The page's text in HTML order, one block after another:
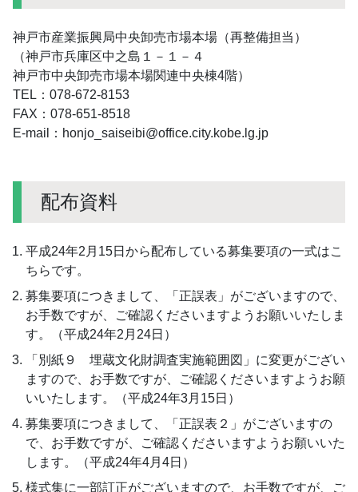
神戸市産業振興局中央卸売市場本場（再整備担当）
（神戸市兵庫区中之島１－１－４
神戸市中央卸売市場本場関連中央棟4階）
TEL：078-672-8153
FAX：078-651-8518
E-mail：honjo_saiseibi@office.city.kobe.lg.jp
配布資料
平成24年2月15日から配布している募集要項の一式はこ
ちらです。
募集要項につきまして、「正誤表」がございますので、
お手数ですが、ご確認くださいますようお願いいたしま
す。（平成24年2月24日）
「別紙９ 埋蔵文化財調査実施範囲図」に変更がござい
ますので、お手数ですが、ご確認くださいますようお願
いいたします。（平成24年3月15日）
募集要項につきまして、「正誤表２」がございますの
で、お手数ですが、ご確認くださいますようお願いいた
します。（平成24年4月4日）
様式集に一部訂正がございますので、お手数ですが、ご